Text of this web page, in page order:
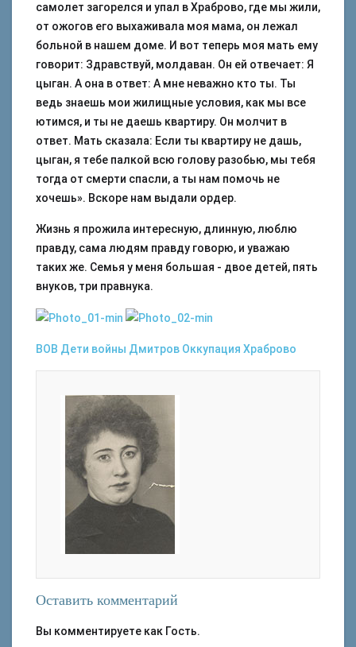
самолет загорелся и упал в Храброво, где мы жили,
от ожогов его выхаживала моя мама, он лежал
больной в нашем доме. И вот теперь моя мать ему
говорит: Здравствуй, молдаван. Он ей отвечает: Я
цыган. А она в ответ: А мне неважно кто ты. Ты
ведь знаешь мои жилищные условия, как мы все
ютимся, и ты не даешь квартиру. Он молчит в
ответ. Мать сказала: Если ты квартиру не дашь,
цыган, я тебе палкой всю голову разобью, мы тебя
тогда от смерти спасли, а ты нам помочь не
хочешь». Вскоре нам выдали ордер.
Жизнь я прожила интересную, длинную, люблю
правду, сама людям правду говорю, и уважаю
таких же. Семья у меня большая - двое детей, пять
внуков, три правнука.
ВОВ Дети войны Дмитров Оккупация Храброво
Оставить комментарий
Вы комментируете как Гость.